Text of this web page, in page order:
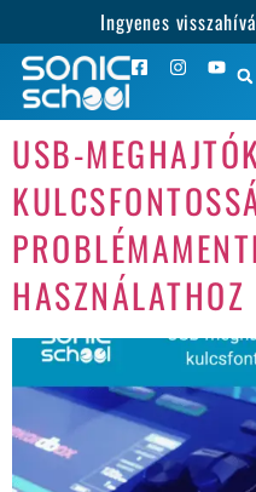
Ingyenes
USB-
HASZNÁLATHOZ